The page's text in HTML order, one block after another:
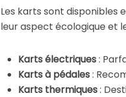
Les karts sont disponibles
leur aspect écologique et
Karts électriques:
Karts à pédales:
Karts thermiques: